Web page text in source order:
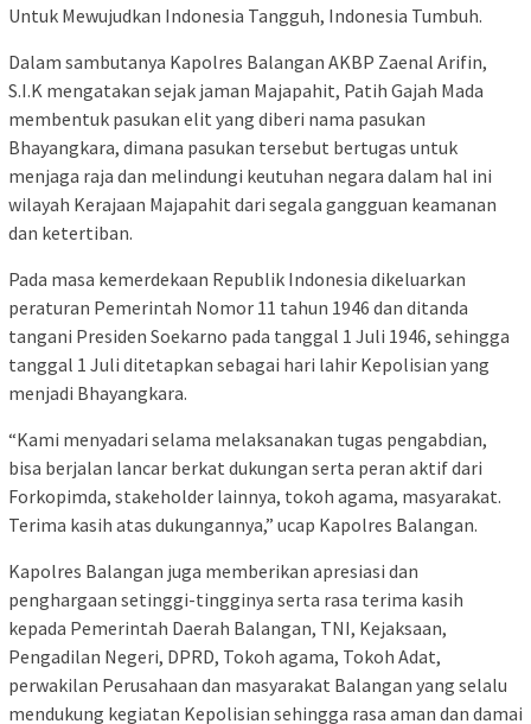
Untuk Mewujudkan Indonesia Tangguh, Indonesia Tumbuh.
Dalam sambutanya Kapolres Balangan AKBP Zaenal Arifin,
S.I.K mengatakan sejak jaman Majapahit, Patih Gajah Mada
membentuk pasukan elit yang diberi nama pasukan
Bhayangkara, dimana pasukan tersebut bertugas untuk
menjaga raja dan melindungi keutuhan negara dalam hal ini
wilayah Kerajaan Majapahit dari segala gangguan keamanan
dan ketertiban.
Pada masa kemerdekaan Republik Indonesia dikeluarkan
peraturan Pemerintah Nomor 11 tahun 1946 dan ditanda
tangani Presiden Soekarno pada tanggal 1 Juli 1946, sehingga
tanggal 1 Juli ditetapkan sebagai hari lahir Kepolisian yang
menjadi Bhayangkara.
“Kami menyadari selama melaksanakan tugas pengabdian,
bisa berjalan lancar berkat dukungan serta peran aktif dari
Forkopimda, stakeholder lainnya, tokoh agama, masyarakat.
Terima kasih atas dukungannya,” ucap Kapolres Balangan.
Kapolres Balangan juga memberikan apresiasi dan
penghargaan setinggi-tingginya serta rasa terima kasih
kepada Pemerintah Daerah Balangan, TNI, Kejaksaan,
Pengadilan Negeri, DPRD, Tokoh agama, Tokoh Adat,
perwakilan Perusahaan dan masyarakat Balangan yang selalu
mendukung kegiatan Kepolisian sehingga rasa aman dan damai